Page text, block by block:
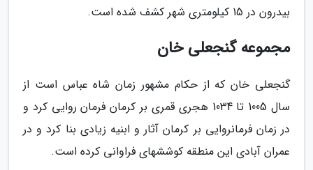
بیدرون در 15 کیلومتری شهر کشف شده است.
مجموعه گنجعلی خان
گنجعلی خان که از حکام مشهور زمان شاه عباس است از
سال 1005 تا 1034 هجری قمری بر کرمان فرمان روایی کرد و
در زمان فرمانروایی بر کرمان آثار و ابنیه زیادی بنا کرد و در
عمران آبادی این منطقه کوششهای فراوانی کرده است.